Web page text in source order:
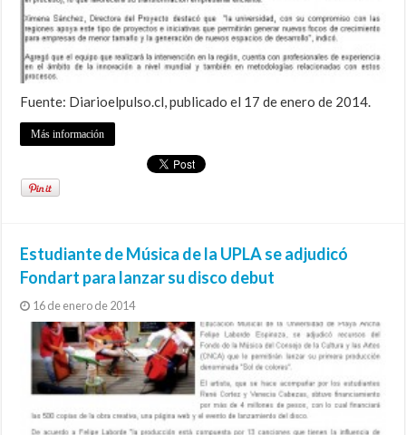
Fuente: Diarioelpulso.cl, publicado el 17 de enero de 2014.
Más información
Estudiante de Música de la UPLA se adjudicó
Fondart para lanzar su disco debut
16 de enero de 2014